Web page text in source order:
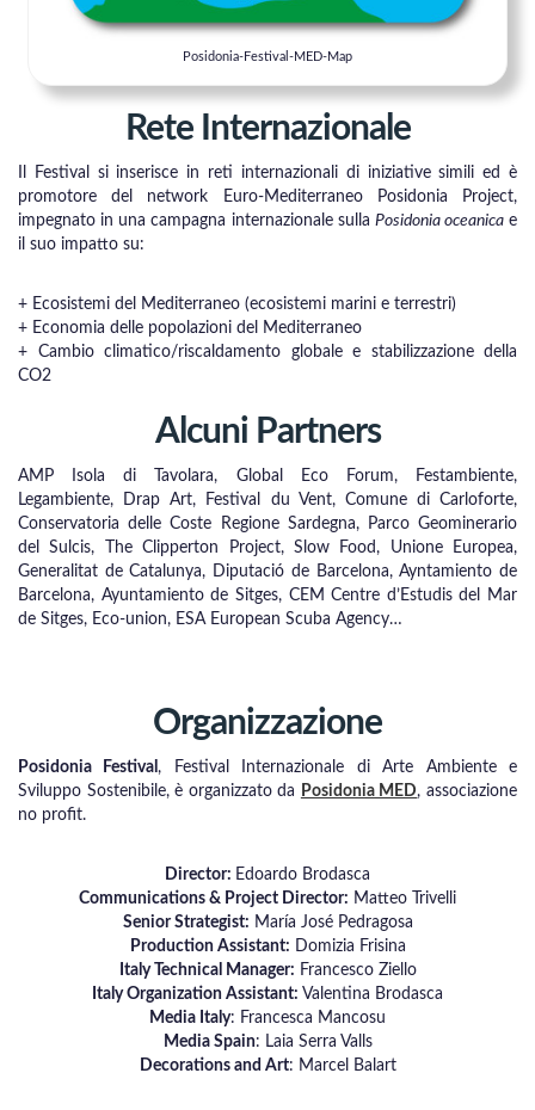
Posidonia-Festival-MED-Map
Rete Internazionale
Il Festival si inserisce in reti internazionali di iniziative simili ed è
promotore del network Euro-Mediterraneo Posidonia Project,
impegnato in una campagna internazionale sulla Posidonia oceanicae
il suo impatto su:
+ Ecosistemi del Mediterraneo (ecosistemi marini e terrestri)
+ Economia delle popolazioni del Mediterraneo
+ Cambio climatico/riscaldamento globale e stabilizzazione della
CO2
Alcuni Partners
AMP Isola di Tavolara, Global Eco Forum, Festambiente,
Legambiente, Drap Art, Festival du Vent, Comune di Carloforte,
Conservatoria delle Coste Regione Sardegna, Parco Geominerario
del Sulcis, The Clipperton Project, Slow Food, Unione Europea,
Generalitat de Catalunya, Diputació de Barcelona, Ayntamiento de
Barcelona, Ayuntamiento de Sitges, CEM Centre d’Estudis del Mar
de Sitges, Eco-union, ESA European Scuba Agency…
Organizzazione
Posidonia Festival, Festival Internazionale di Arte Ambiente e
Sviluppo Sostenibile, è organizzato da
Posidonia MED, associazione
no profit.
Director: Edoardo Brodasca
Communications & Project Director: Matteo Trivelli
Senior Strategist: María José Pedragosa
Production Assistant: Domizia Frisina
Italy Technical Manager: Francesco Ziello
Italy Organization Assistant: Valentina Brodasca
Media Italy: Francesca Mancosu
Media Spain: Laia Serra Valls
Decorations and Art: Marcel Balart